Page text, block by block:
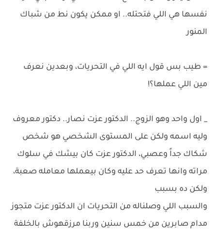
نفسها هي اللي فتحتله.. او ممكن يكون نط من شباك
المنور
= طيب بس قول ايه اللي في التحريات، وبعدين نعرف
مين اللي عملها؟!
_ اول واحد وهو الزوج.. الدكتور عزت نصار.. دكتور معروف
وليه اسمه ولكن على المستوى الشخصي هو شخص
شكاك جداً وعصبي، الدكتور عزت كان بيشك في سلوك
مراته وانها تعرف حد عليه وكان بيعملها معامله صعبة،
ولكن ده بسبب
والسبب اللي وصلناله من التحريات ان الدكتور عزت متجوز
مدام صابرين من خمس سنين وربنا مرزقهوش بالخلفة